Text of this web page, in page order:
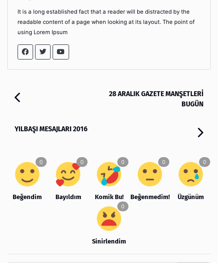
It is a long established fact that a reader will be distracted by the
readable content of a page when looking at its layout. The point of
using Lorem Ipsum
28 ARALIK GAZETE MANŞETLERİ
BUGÜN
YILBAŞI MESAJLARI 2016
Beğendim Bayıldım Komik Bu! Beğenmedim! Üzgünüm
Sinirlendim